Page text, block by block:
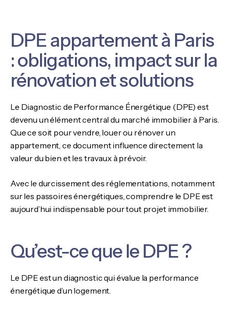
DPE appartement à Paris
: obligations, impact sur la
rénovation et solutions
Le Diagnostic de Performance Énergétique (DPE) est
devenu un élément central du marché immobilier à Paris.
Que ce soit pour vendre, louer ou rénover un
appartement, ce document influence directement la
valeur du bien et les travaux à prévoir.
Avec le durcissement des réglementations, notamment
sur les passoires énergétiques, comprendre le DPE est
aujourd’hui indispensable pour tout projet immobilier.
Qu’est-ce que le DPE ?
Le DPE est un diagnostic qui évalue la performance
énergétique d’un logement.